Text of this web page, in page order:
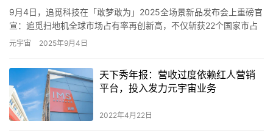
9月4日，追觅科技在「敢梦敢为」2025全场景新品发布会上重磅官
宣：追觅扫地机全球市场占有率再创新高，不仅斩获22个国家市占
率第一，更在12个国家市占率超过40%。 据第三方数据显…
元宇宙 2025年9月4日
天下秀年报：营收过度依赖红人营销
平台，投入发力元宇宙业务
2022年4月22日